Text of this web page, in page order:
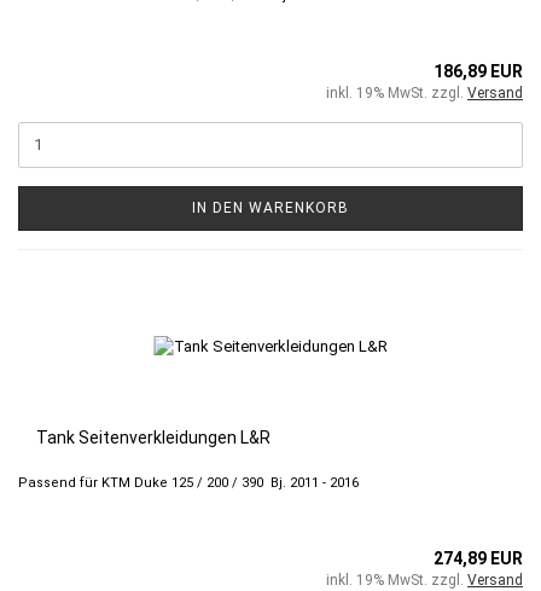
186,89 EUR
inkl. 19% MwSt. zzgl. Versand
IN DEN WARENKORB
Tank Seitenverkleidungen L&R
Passend für KTM Duke 125 / 200 / 390 Bj. 2011 - 2016
274,89 EUR
inkl. 19% MwSt. zzgl. Versand